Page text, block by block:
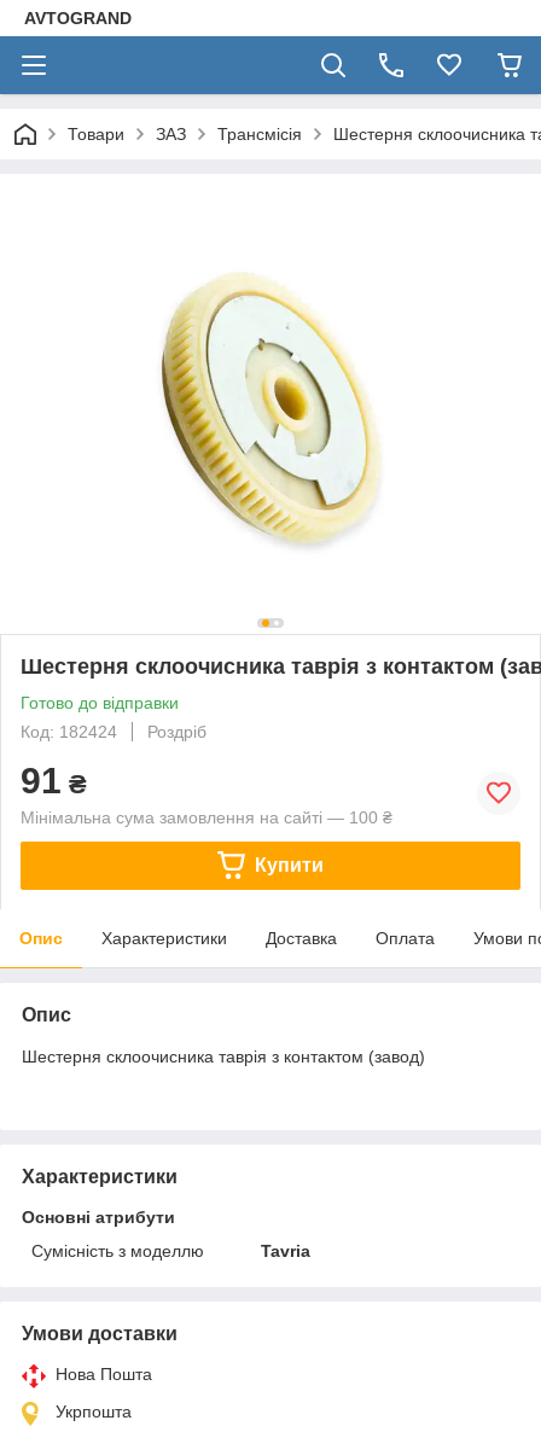
AVTOGRAND
Товари ЗАЗ Трансмісія Шестерня склоочисника
Шестерня склоочисника таврія з контактом
Готово до відправки
Код: 182424
Роздріб
91 ₴
Мінімальна сума замовлення на сайті — 100 ₴
Купити
Опис Характеристики Доставка Оплата Умови
Опис
Шестерня склоочисника таврія з контактом (завод)
Характеристики
Основні атрибути
Сумісність з моделлю
Tavria
Умови доставки
Нова Пошта
Укрпошта